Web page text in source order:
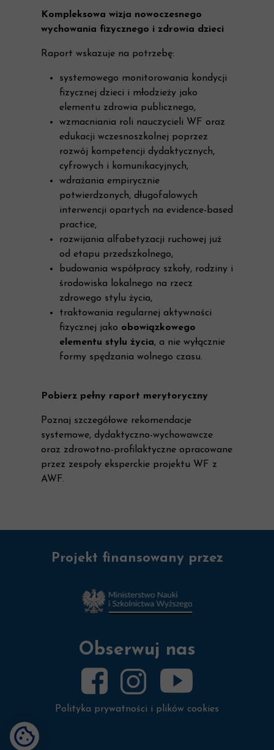
Kompleksowa wizja nowoczesnego
wychowania fizycznego i zdrowia dzieci
Raport wskazuje na potrzebę:
systemowego monitorowania kondycji
fizycznej dzieci i młodzieży jako
elementu zdrowia publicznego,
wzmacniania roli nauczycieli WF oraz
edukacji wczesnoszkolnej poprzez
rozwój kompetencji dydaktycznych,
cyfrowych i komunikacyjnych,
wdrażania empirycznie
potwierdzonych, długofalowych
interwencji opartych na evidence-based
practice,
rozwijania alfabetyzacji ruchowej już
od etapu przedszkolnego,
budowania współpracy szkoły, rodziny i
środowiska lokalnego na rzecz
zdrowego stylu życia,
traktowania regularnej aktywności
fizycznej jako obowiązkowego
elementu stylu życia, a nie wyłącznie
formy spędzania wolnego czasu.
Pobierz pełny raport merytoryczny
Poznaj szczegółowe rekomendacje
systemowe, dydaktyczno-wychowawcze
oraz zdrowotno-profilaktyczne opracowane
przez zespoły eksperckie projektu WF z
AWF.
Projekt finansowany przez
Obserwuj nas
Polityka prywatności i plików cookies